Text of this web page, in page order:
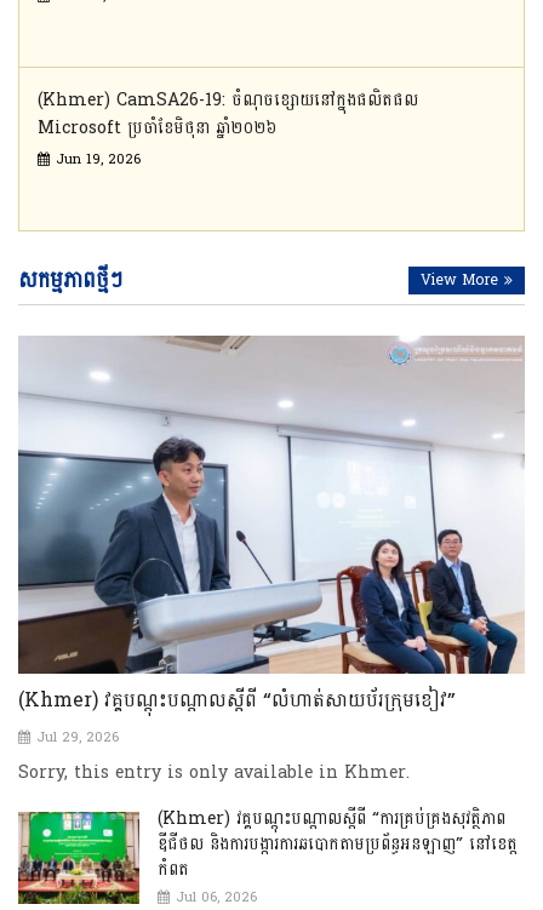
(Khmer) CamSA26-19: ចំណុចខ្សោយនៅក្នុងផលិតផល
Microsoft ប្រចាំខែមិថុនា ឆ្នាំ២០២៦
Jun 19, 2026
សកម្មភាពថ្មីៗ View More
(Khmer) វគ្គបណ្ដុះបណ្ដាលស្ដីពី “លំហាត់សាយប័រក្រុមខៀវ”
Jul 29, 2026
Sorry, this entry is only available in Khmer.
(Khmer) វគ្គបណ្ដុះបណ្ដាលស្ដីពី “ការគ្រប់គ្រងសុវត្ថិភាព
ឌីជីថល និងការបង្ការការឆបោកតាមប្រព័ន្ធអនឡាញ” នៅខេត្ត
កំពត
Jul 06, 2026